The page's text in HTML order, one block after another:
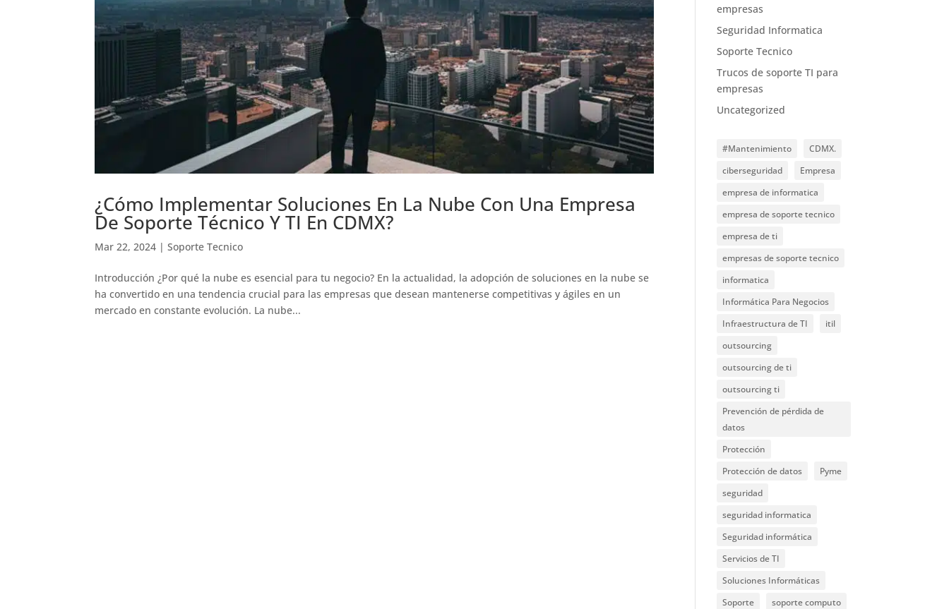
¿Cómo Implementar Soluciones En La Nube Con Una Empresa
De Soporte Técnico Y TI En CDMX?
Mar 22, 2024 |Soporte Tecnico
Introducción ¿Por qué la nube es esencial para tu negocio? En la actualidad, la adopción de soluciones en la nube se
ha convertido en una tendencia crucial para las empresas que desean mantenerse competitivas y ágiles en un
mercado en constante evolución. La nube...
empresas
Seguridad Informatica
Soporte Tecnico
Trucos de soporte TI para
empresas
Uncategorized
#Mantenimiento
CDMX.
ciberseguridad
Empresa
empresa de informatica
empresa de soporte tecnico
empresa de ti
empresas de soporte tecnico
informatica
Informática Para Negocios
Infraestructura de TI
itil
outsourcing
outsourcing de ti
outsourcing ti
Prevención de pérdida de
datos
Protección
Protección de datos
Pyme
seguridad
seguridad informatica
Seguridad informática
Servicios de TI
Soluciones Informáticas
Soporte
soporte computo